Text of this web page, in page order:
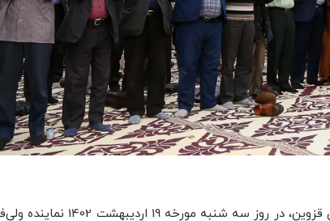
به گزارش روابط عمومی ستاد اقامه نماز استان قزوین، در روز سه شنبه مورخه 19